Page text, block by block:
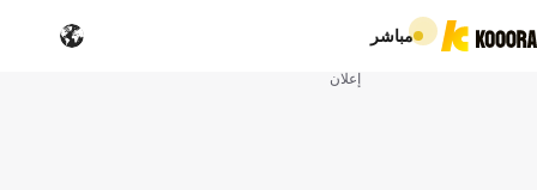
مباشر
إعلان